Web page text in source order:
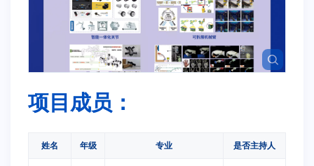
项目成员：
姓名 年级 专业 是否主持人